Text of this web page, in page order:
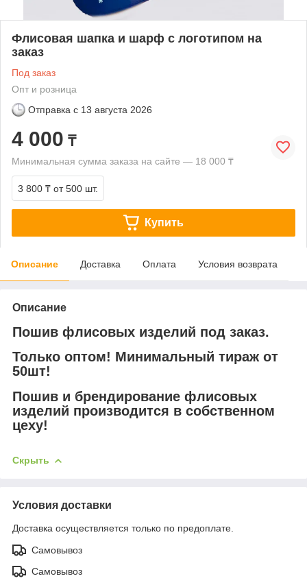
Флисовая шапка и шарф с логотипом на
заказ
Под заказ
Опт и розница
Отправка с 13 августа 2026
4 000 ₸
Минимальная сумма заказа на сайте — 18 000 ₸
3 800 ₸ от 500 шт.
Купить
Описание Доставка Оплата Условия возврата
Описание
Пошив флисовых изделий под заказ.
Только оптом! Минимальный тираж от
50шт!
Пошив и брендирование флисовых
изделий производится в собственном
цеху!
Скрыть
Условия доставки
Доставка осуществляется только по предоплате.
Самовывоз
Самовывоз